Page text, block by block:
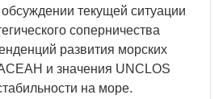
текущей ситуации
соперничества
развития морских
и значения UNCLOS
на море.